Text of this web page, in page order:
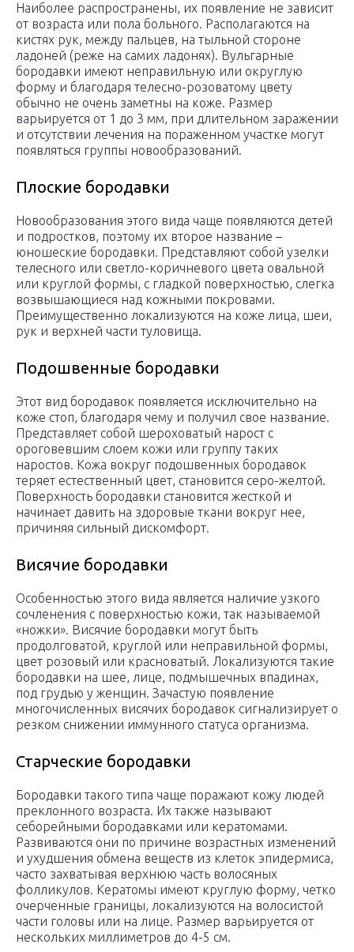
Наиболее распространены, их появление не зависит
от возраста или пола больного. Располагаются на
кистях рук, между пальцев, на тыльной стороне
ладоней (реже на самих ладонях). Вульгарные
бородавки имеют неправильную или округлую
форму и благодаря телесно-розоватому цвету
обычно не очень заметны на коже. Размер
варьируется от 1 до 3 мм, при длительном заражении
и отсутствии лечения на пораженном участке могут
появляться группы новообразований.
Плоские бородавки
Новообразования этого вида чаще появляются детей
и подростков, поэтому их второе название –
юношеские бородавки. Представляют собой узелки
телесного или светло-коричневого цвета овальной
или круглой формы, с гладкой поверхностью, слегка
возвышающиеся над кожными покровами.
Преимущественно локализуются на коже лица, шеи,
рук и верхней части туловища.
Подошвенные бородавки
Этот вид бородавок появляется исключительно на
коже стоп, благодаря чему и получил свое название.
Представляет собой шероховатый нарост с
ороговевшим слоем кожи или группу таких
наростов. Кожа вокруг подошвенных бородавок
теряет естественный цвет, становится серо-желтой.
Поверхность бородавки становится жесткой и
начинает давить на здоровые ткани вокруг нее,
причиняя сильный дискомфорт.
Висячие бородавки
Особенностью этого вида является наличие узкого
сочленения с поверхностью кожи, так называемой
«ножки». Висячие бородавки могут быть
продолговатой, круглой или неправильной формы,
цвет розовый или красноватый. Локализуются такие
бородавки на шее, лице, подмышечных впадинах,
под грудью у женщин. Зачастую появление
многочисленных висячих бородавок сигнализирует о
резком снижении иммунного статуса организма.
Старческие бородавки
Бородавки такого типа чаще поражают кожу людей
преклонного возраста. Их также называют
себорейными бородавками или кератомами.
Развиваются они по причине возрастных изменений
и ухудшения обмена веществ из клеток эпидермиса,
часто захватывая верхнюю часть волосяных
фолликулов. Кератомы имеют круглую форму, четко
очерченные границы, локализуются на волосистой
части головы или на лице. Размер варьируется от
нескольких миллиметров до 4-5 см.